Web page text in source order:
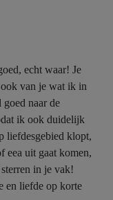
echt waar! Je
van je wat ik in
naar de
ik ook duidelijk
liefdesgebied klopt,
eea uit gaat komen,
in je vak!
en liefde op korte